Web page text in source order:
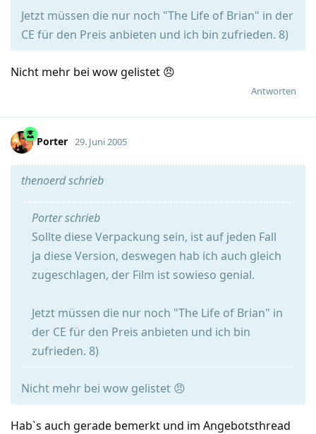
Jetzt müssen die nur noch "The Life of Brian" in der
CE für den Preis anbieten und ich bin zufrieden. 8)
Nicht mehr bei wow gelistet 😠
Antworten
Porter 29. Juni 2005
thenoerd schrieb
Porter schrieb
Sollte diese Verpackung sein, ist auf jeden Fall
ja diese Version, deswegen hab ich auch gleich
zugeschlagen, der Film ist sowieso genial.
Jetzt müssen die nur noch "The Life of Brian" in
der CE für den Preis anbieten und ich bin
zufrieden. 8)
Nicht mehr bei wow gelistet 😠
Hab`s auch gerade bemerkt und im Angebotsthread